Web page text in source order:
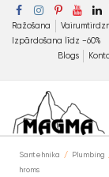
Ražošana
Izpārdošana līdz −60%
Blogs
Santehnika Plumbing
hroms